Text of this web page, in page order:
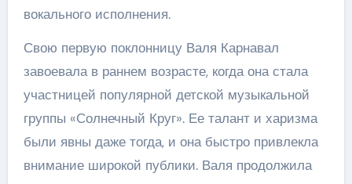
вокального исполнения.
Свою первую поклонницу Валя Карнавал
завоевала в раннем возрасте, когда она стала
участницей популярной детской музыкальной
группы «Солнечный Круг». Ее талант и харизма
были явны даже тогда, и она быстро привлекла
внимание широкой публики. Валя продолжила